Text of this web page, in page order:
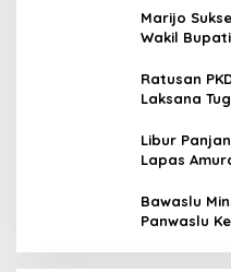
Marijo
Wakil
Ratusan
Laksana
Libur
Lapas
Bawaslu
Panwaslu